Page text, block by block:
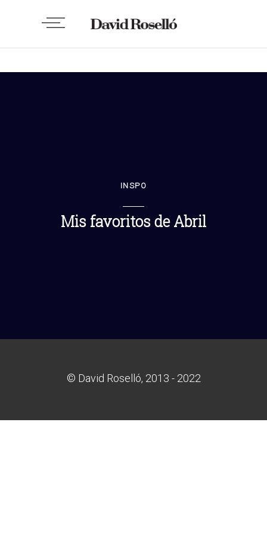
INSPO
Mis favoritos de Abril
© David Roselló, 2013 - 2022